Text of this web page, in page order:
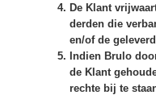
De Klant
derden die
en/of de
Indien Brulo
de Klant
rechte bij te